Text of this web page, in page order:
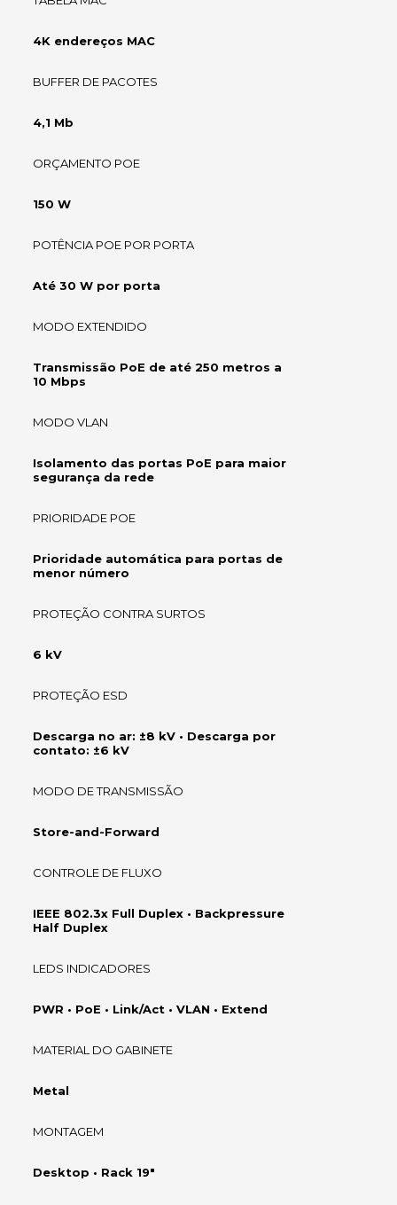
4K endereços MAC
BUFFER DE PACOTES
4,1 Mb
ORÇAMENTO POE
150 W
POTÊNCIA POE POR PORTA
Até 30 W por porta
MODO EXTENDIDO
Transmissão PoE de até 250 metros a
10 Mbps
MODO VLAN
Isolamento das portas PoE para maior
segurança da rede
PRIORIDADE POE
Prioridade automática para portas de
menor número
PROTEÇÃO CONTRA SURTOS
6 kV
PROTEÇÃO ESD
Descarga no ar: ±8 kV • Descarga por
contato: ±6 kV
MODO DE TRANSMISSÃO
Store-and-Forward
CONTROLE DE FLUXO
IEEE 802.3x Full Duplex • Backpressure
Half Duplex
LEDS INDICADORES
PWR • PoE • Link/Act • VLAN • Extend
MATERIAL DO GABINETE
Metal
MONTAGEM
Desktop • Rack 19"